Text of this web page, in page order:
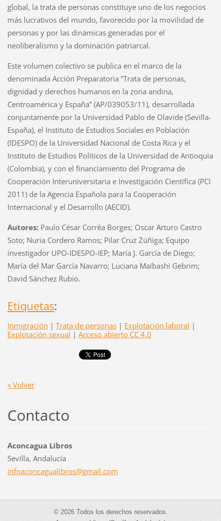
global, la trata de personas constituye uno de los negocios
más lucrativos del mundo, favorecido por la movilidad de
personas y por las dinámicas generadas por el
neoliberalismo y la dominación patriarcal.
Este volumen colectivo se publica en el marco de la
denominada Acción Preparatoria “Trata de personas,
dignidad y derechos humanos en la zona andina,
Centroamérica y España” (AP/039053/11), desarrollada
conjuntamente por la Universidad Pablo de Olavide (Sevilla-
España), el Instituto de Estudios Sociales en Población
(IDESPO) de la Universidad Nacional de Costa Rica y el
Instituto de Estudios Políticos de la Universidad de Antioquia
(Colombia), y con el financiamiento del Programa de
Cooperación Interuniversitaria e Investigación Científica (PCI
2011) de la Agencia Española para la Cooperación
Internacional y el Desarrollo (AECID).
Autores: Paulo César Corrêa Borges; Oscar Arturo Castro
Soto; Nuria Cordero Ramos; Pilar Cruz Zúñiga; Equipo
investigador UPO-IDESPO-IEP; María J. García de Diego;
María del Mar García Navarro; Luciana Maibashi Gebrim;
David Sánchez Rubio.
Etiquetas:
Inmigración | Trata de personas | Explotación laboral |
Explotación sexual | Acceso abierto CC 4.0
« Volver
Contacto
Aconcagua Libros
Sevilla, Andalucía
infoaconcagualibros@gmail.com
© 2026 Todos los derechos reservados.